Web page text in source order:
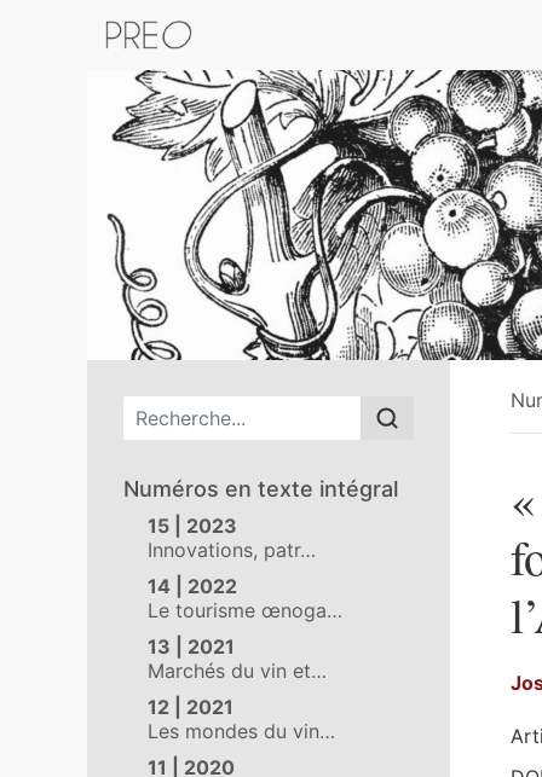
Menu principal
Numéros en texte intégral
15 | 2023
Innovations, patr…
14 | 2022
Le tourisme œnoga…
13 | 2021
Marchés du vin et…
12 | 2021
Les mondes du vin…
11 | 2020